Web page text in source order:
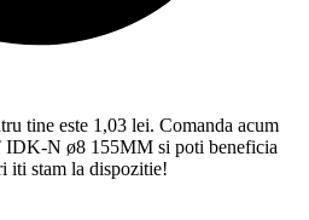
tine este 1,03 lei. Comanda acum
N ø8 155MM si poti beneficia
iti stam la dispozitie!